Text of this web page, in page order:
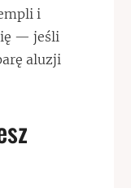
i
— jeśli
aluzji